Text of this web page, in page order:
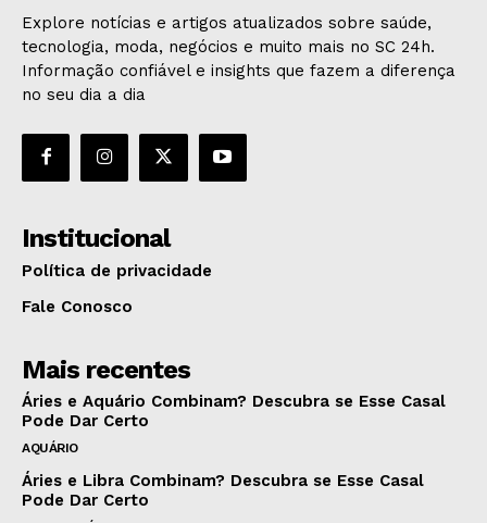
Explore notícias e artigos atualizados sobre saúde,
tecnologia, moda, negócios e muito mais no SC 24h.
Informação confiável e insights que fazem a diferença
no seu dia a dia
Institucional
Política de privacidade
Fale Conosco
Mais recentes
Áries e Aquário Combinam? Descubra se Esse Casal
Pode Dar Certo
AQUÁRIO
Áries e Libra Combinam? Descubra se Esse Casal
Pode Dar Certo